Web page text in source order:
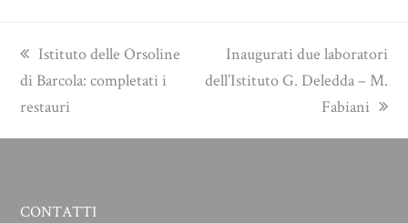
previous
post:
Istituto delle Orsoline
di Barcola: completati i
restauri
next
post:
Inaugurati due laboratori
dell’Istituto G. Deledda – M.
Fabiani
CONTATTI